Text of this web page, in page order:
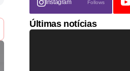
Instagram Follows
Últimas notícias